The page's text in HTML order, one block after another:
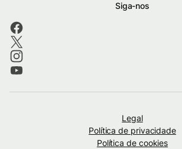
Siga-nos
Legal
Política de privacidade
Política de cookies